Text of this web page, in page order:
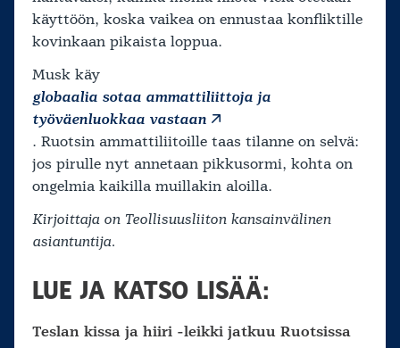
käyttöön, koska vaikea on ennustaa konfliktille
kovinkaan pikaista loppua.
Musk käy
globaalia sotaa ammattiliittoja ja
työväenluokkaa vastaan
. Ruotsin ammattiliitoille taas tilanne on selvä:
jos pirulle nyt annetaan pikkusormi, kohta on
ongelmia kaikilla muillakin aloilla.
Kirjoittaja on Teollisuusliiton kansainvälinen
asiantuntija.
LUE JA KATSO LISÄÄ:
Teslan kissa ja hiiri -leikki jatkuu Ruotsissa